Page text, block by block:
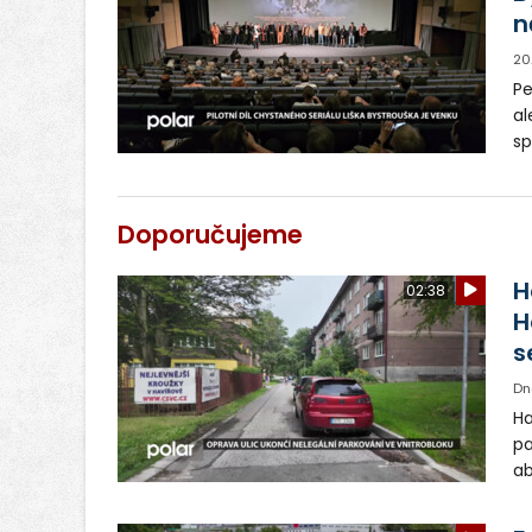
Doporučujeme
02:38